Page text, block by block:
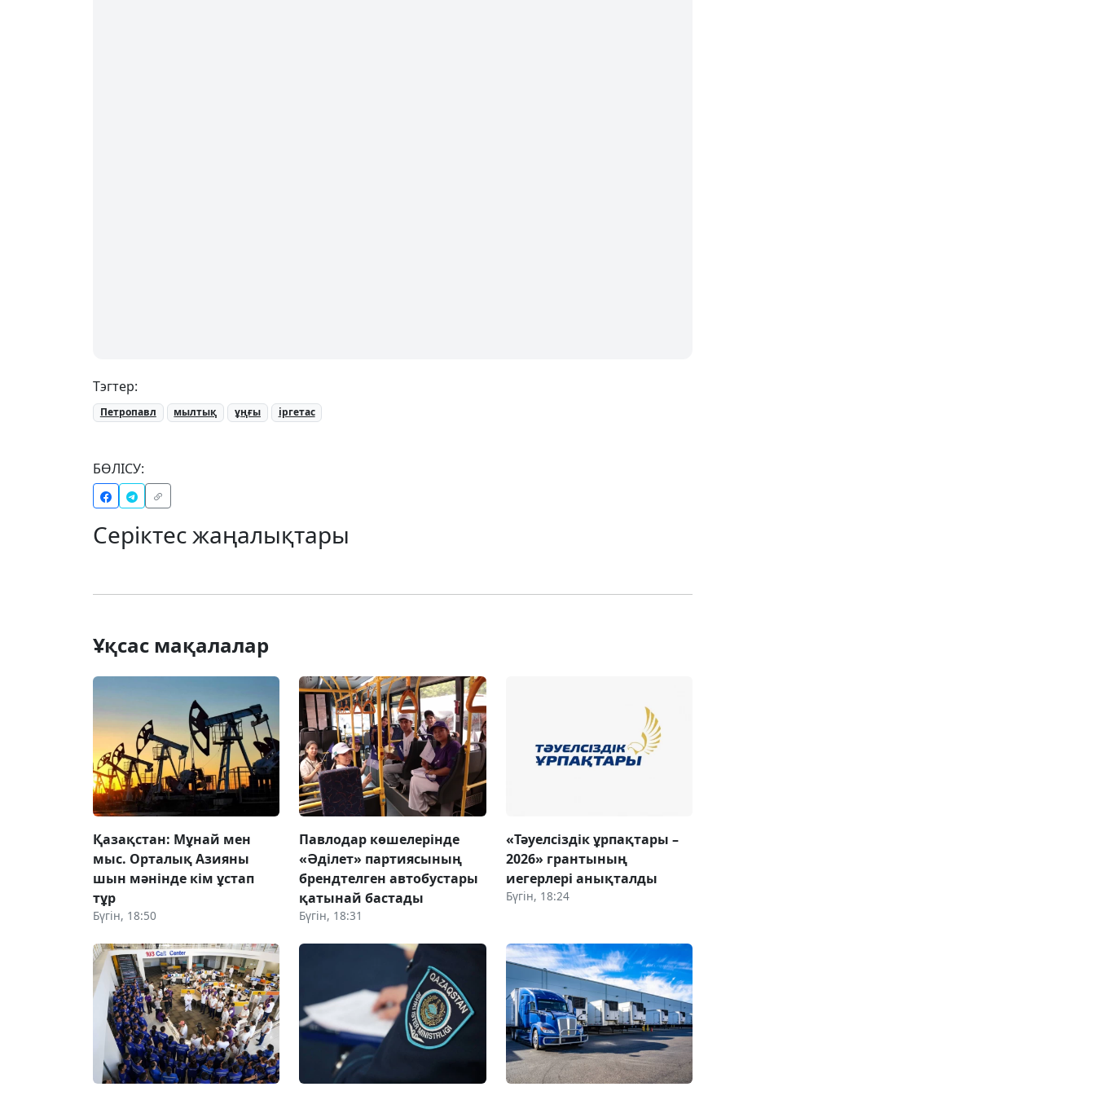
Тэгтер:
Петропавл мылтық ұңғы іргетас
БӨЛІСУ:
Серіктес жаңалықтары
Ұқсас мақалалар
Қазақстан: Мұнай мен
мыс. Орталық Азияны
шын мәнінде кім ұстап
тұр
Бүгін, 18:50
Павлодар көшелерінде
«Әділет» партиясының
брендтелген автобустары
қатынай бастады
Бүгін, 18:31
«Тәуелсіздік ұрпақтары –
2026» грантының
иегерлері анықталды
Бүгін, 18:24